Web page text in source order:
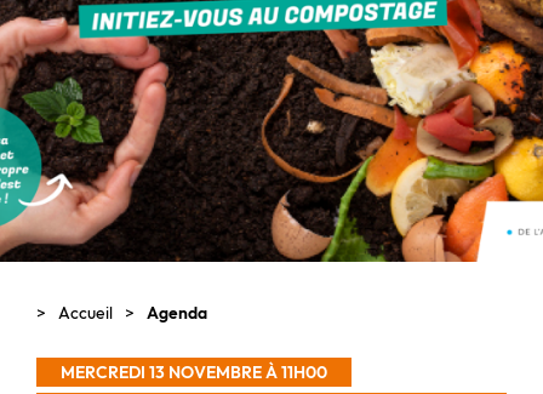
ASSOCIATIONS PISCINES
Accueil Agenda
MERCREDI 13 NOVEMBRE À 11H00